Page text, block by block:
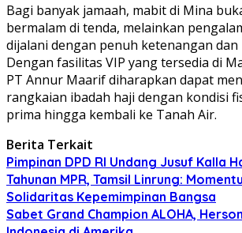
Bagi banyak jamaah, mabit di Mina
bermalam di tenda, melainkan
dijalani dengan penuh ketenangan dan
Dengan fasilitas VIP yang tersedia di
PT Annur Maarif diharapkan dapat
rangkaian ibadah haji dengan kondisi
prima hingga kembali ke Tanah Air.
Berita Terkait
Pimpinan DPD RI Undang Jusuf Kalla
Tahunan MPR, Tamsil Linrung:
Solidaritas Kepemimpinan Bangsa
Sabet Grand Champion ALOHA,